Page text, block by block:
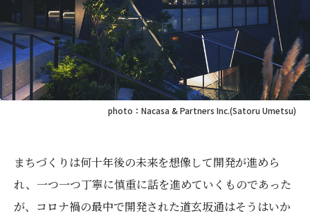
photo：Nacasa & Partners Inc.(Satoru Umetsu)
まちづくりは何十年後の未来を想像して開発が進めら
れ、一つ一つ丁寧に慎重に話を進めていくものであった
が、コロナ禍の最中で開発された道玄坂通はそうはいか